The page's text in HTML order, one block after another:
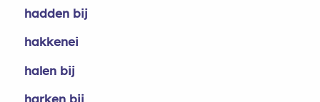
hadden bij
hakkenei
halen bij
harken bij